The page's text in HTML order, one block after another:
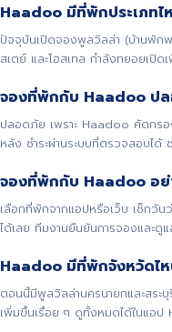
Haadoo มีที่พักประเภทไ
ปัจจุบันเปิดจองพูลวิลล่า (บ้านพัก
สเตย์ และโฮสเทล กำลังทยอยเปิด
จองที่พักกับ Haadoo ปล
ปลอดภัย เพราะ Haadoo คัดกร
หลัง ชำระผ่านระบบที่ตรวจสอบได้
จองที่พักกับ Haadoo อย่
เลือกที่พักจากแอปหรือเว็บ เช็กวั
ได้เลย ทีมงานยืนยันการจองและดู
Haadoo มีที่พักจังหวัดไ
ตอนนี้มีพูลวิลล่านครนายกและสระ
เพิ่มขึ้นเรื่อย ๆ ดูทั้งหมดได้ในแอป